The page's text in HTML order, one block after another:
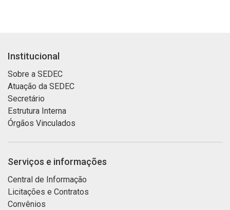
Institucional
Sobre a SEDEC
Atuação da SEDEC
Secretário
Estrutura Interna
Órgãos Vinculados
Serviços e informações
Central de Informação
Licitações e Contratos
Convênios